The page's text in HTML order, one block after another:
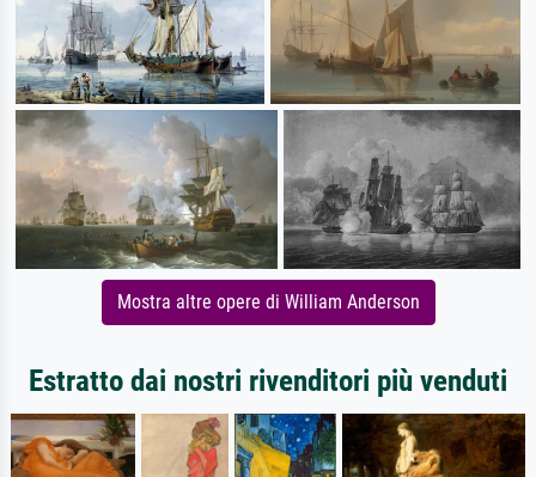
Mostra altre opere di William Anderson
Estratto dai nostri rivenditori più venduti